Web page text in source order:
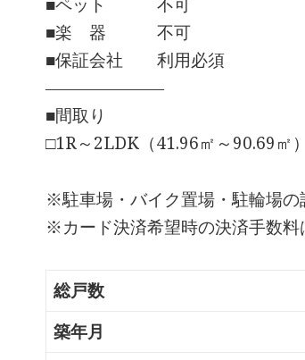
■楽 器 不可
■保証会社 利用必須
―――――――
■間取り
□1R～2LDK（41.96㎡～90.69㎡）
※駐車場・バイク置場・駐輪場の
※カード決済希望時の決済手数料
総戸数
築年月